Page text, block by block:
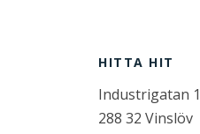
HITTA HIT
Industrigatan
288 32 Vinslöv